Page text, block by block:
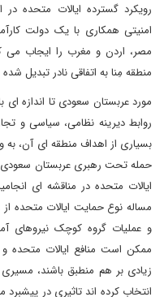
رویکرد گسترده ایالات متحده
امنیتی همکاری با یک دولت
مصر، اردن و مغرب را ایجاب می
منطقه مِنا به اتفاقی نادر تبدیل
مورد عربستان سعودی تا اندازه ای
روابط دیرینه نظامی، سیاسی و
بسیاری از اهداف منطقه ای آن، به
حمله تحت رهبری عربستان سعودی
ایالات متحده در مناقشه ای
مساله نوع حمایت ایالات متحده
و عملیات گروه کوچک نیروهای
ممکن است منافع ایالات متحده و
زیادی بر هم منطبق باشند،
انتخاب کرده اند تاثیری در پیشبرد